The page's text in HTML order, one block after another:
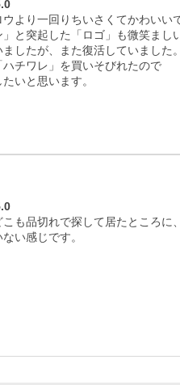
より一回りちいさくてかわいい
と突起した「ロゴ」も微笑まし
したが、また復活していました。
ハチワレ」を買いそびれたので
も品切れで探して居たところに
い感じです。